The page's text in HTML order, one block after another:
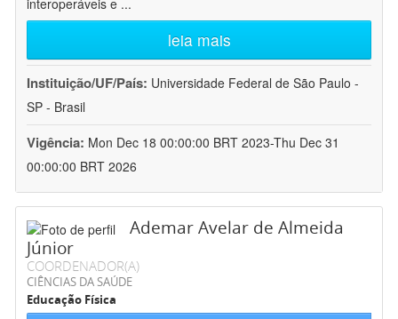
interoperáveis e ...
leia mais
Instituição/UF/País: Universidade Federal de São Paulo -
SP - Brasil
Vigência: Mon Dec 18 00:00:00 BRT 2023-Thu Dec 31
00:00:00 BRT 2026
Ademar Avelar de Almeida
Júnior
COORDENADOR(A)
CIÊNCIAS DA SAÚDE
Educação Física